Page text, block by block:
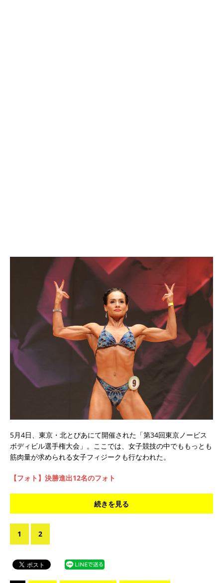
5月4日、東京・北とぴあにて開催された「第34回東京ノービス
ボディビル選手権大会」。ここでは、女子競技の中でももっとも
筋肉量が求められる女子フィジークも行なわれた。
【フォト】決勝進出12名のフォト
続きを見る
1 2